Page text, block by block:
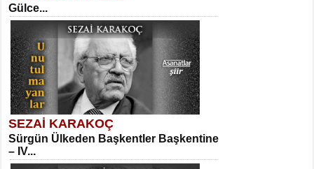
MEHMET TAŞTAN
Vagon’da Bir Şairle...
SITKI CANEY
Oruçla Devrim ve Özgürlüğe…...
Mehmet Çoban
Elmira...
Suavi Kemal Yazgıç
Gülce...
SEZAİ KARAKOÇ
Sürgün Ülkeden Başkentler Başkentine
– IV...